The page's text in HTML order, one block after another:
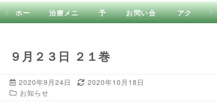
ホー 治療メニ 予 お問い合 アク
９月２３日 ２１巻
2020年9月24日
2020年10月18日
お知らせ